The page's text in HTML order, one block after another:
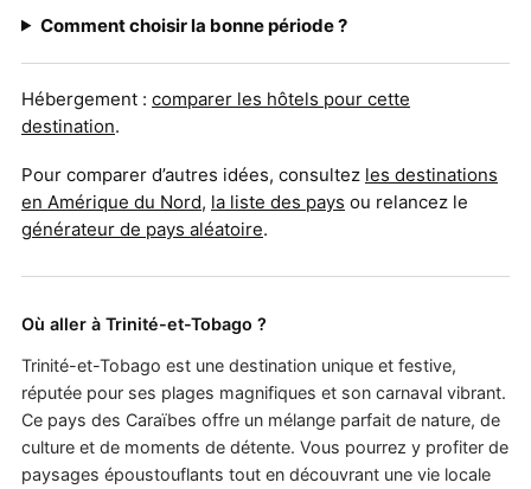
Comment choisir la bonne période ?
Hébergement : comparer les hôtels pour cette
destination.
Pour comparer d’autres idées, consultez les destinations
en Amérique du Nord, la liste des pays ou relancez le
générateur de pays aléatoire.
Où aller à Trinité-et-Tobago ?
Trinité-et-Tobago est une destination unique et festive,
réputée pour ses plages magnifiques et son carnaval vibrant.
Ce pays des Caraïbes offre un mélange parfait de nature, de
culture et de moments de détente. Vous pourrez y profiter de
paysages époustouflants tout en découvrant une vie locale